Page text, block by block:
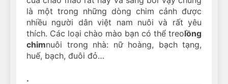
là một trong những dòng chim cảnh được
nhiều người dân việt nam nuôi và rất yêu
thích. Các loại chào mào bạn có thể treolồng
chimnuôi trong nhà: nữ hoàng, bạch tạng,
huế, bạch, đuôi đỏ…
.